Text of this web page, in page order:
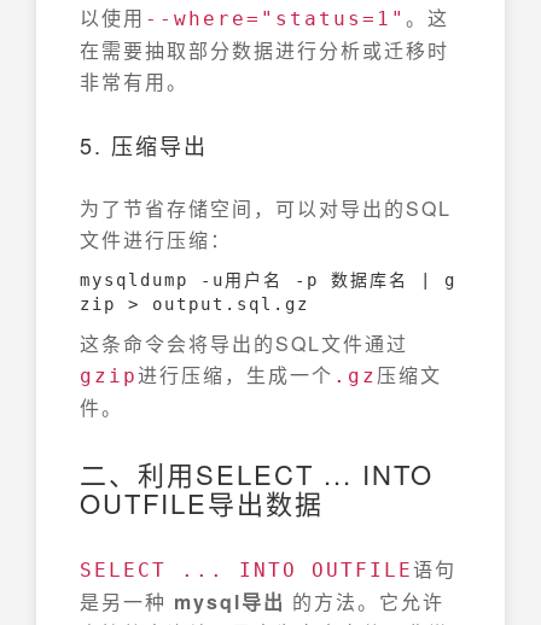
以使用 --where="status=1" 。这
在需要抽取部分数据进行分析或迁移时
非常有用。
5. 压缩导出
为了节省存储空间，可以对导出的SQL
文件进行压缩：
mysqldump -u用户名 -p 数据库名 | g
zip > output.sql.gz
这条命令会将导出的SQL文件通过
gzip进行压缩，生成一个 .gz 压缩文
件。
二、利用SELECT ... INTO
OUTFILE导出数据
SELECT ... INTO OUTFILE语句
是另一种 mysql导出 的方法。它允许